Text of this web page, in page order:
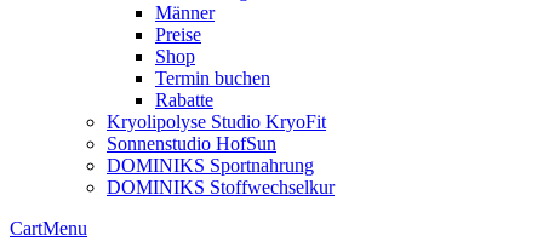
Männer
Preise
Shop
Termin buchen
Rabatte
Kryolipolyse Studio KryoFit
Sonnenstudio HofSun
DOMINIKS Sportnahrung
DOMINIKS Stoffwechselkur
CartMenu